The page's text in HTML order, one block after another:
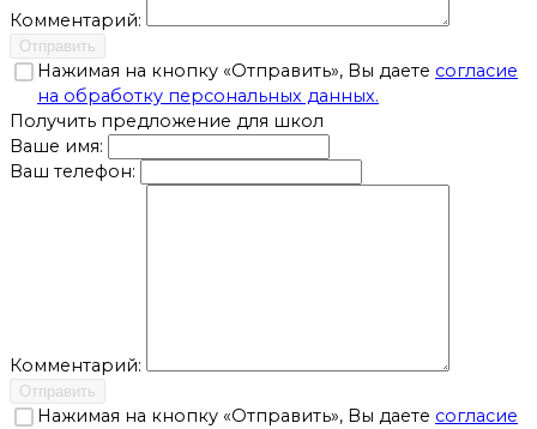
Комментарий:
Отправить
Нажимая на кнопку «Отправить», Вы даете согласие
на обработку персональных данных.
Получить предложение для школ
Ваше имя:
Ваш телефон:
Комментарий:
Отправить
Нажимая на кнопку «Отправить», Вы даете согласие